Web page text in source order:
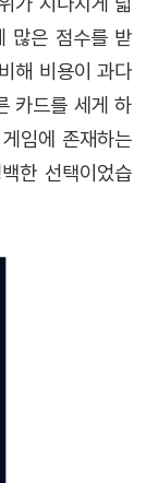
많은 점수를 받
해 비용이 과다
카드를 세게 하
임에 존재하는
한 선택이었습